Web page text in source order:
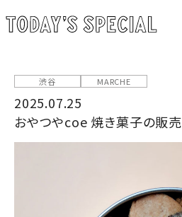
渋谷 MARCHE
2025.07.25
おやつやcoe 焼き菓子の販売